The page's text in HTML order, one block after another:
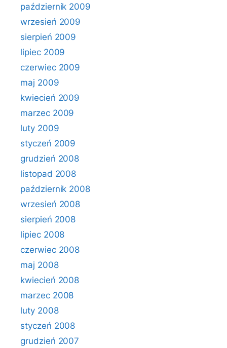
październik 2009
wrzesień 2009
sierpień 2009
lipiec 2009
czerwiec 2009
maj 2009
kwiecień 2009
marzec 2009
luty 2009
styczeń 2009
grudzień 2008
listopad 2008
październik 2008
wrzesień 2008
sierpień 2008
lipiec 2008
czerwiec 2008
maj 2008
kwiecień 2008
marzec 2008
luty 2008
styczeń 2008
grudzień 2007